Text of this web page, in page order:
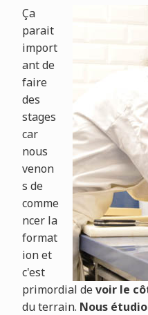
Ça
parait
import
ant de
faire
des
stages
car
nous
venon
s de
comme
ncer la
format
ion et
c'est
primordial devoir le
du terrain. Nous